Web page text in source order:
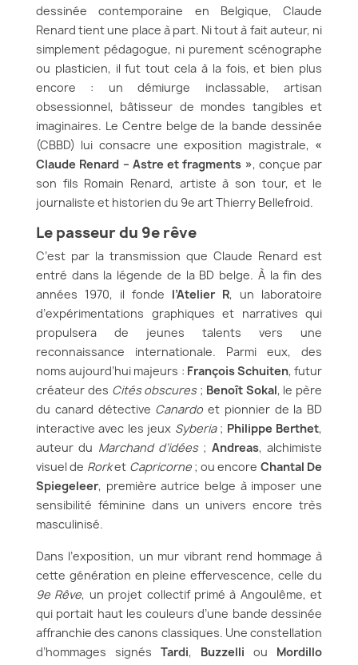
dessinée contemporaine en Belgique, Claude
Renard tient une place à part. Ni tout à fait auteur, ni
simplement pédagogue, ni purement scénographe
ou plasticien, il fut tout cela à la fois, et bien plus
encore : un démiurge inclassable, artisan
obsessionnel, bâtisseur de mondes tangibles et
imaginaires. Le Centre belge de la bande dessinée
(CBBD) lui consacre une exposition magistrale, «
Claude Renard – Astre et fragments », conçue par
son fils Romain Renard, artiste à son tour, et le
journaliste et historien du 9e art Thierry Bellefroid.
Le passeur du 9e rêve
C’est par la transmission que Claude Renard est
entré dans la légende de la BD belge. À la fin des
années 1970, il fonde l’Atelier R, un laboratoire
d’expérimentations graphiques et narratives qui
propulsera de jeunes talents vers une
reconnaissance internationale. Parmi eux, des
noms aujourd’hui majeurs : François Schuiten, futur
créateur des Cités obscures; Benoît Sokal, le père
du canard détective Canardoet pionnier de la BD
interactive avec les jeux Syberia; Philippe Berthet,
auteur du Marchand d’idées; Andreas, alchimiste
visuel de Rorket Capricorne; ou encore Chantal De
Spiegeleer, première autrice belge à imposer une
sensibilité féminine dans un univers encore très
masculinisé.
Dans l’exposition, un mur vibrant rend hommage à
cette génération en pleine effervescence, celle du
9e Rêve, un projet collectif primé à Angoulême, et
qui portait haut les couleurs d’une bande dessinée
affranchie des canons classiques. Une constellation
d’hommages signés Tardi, Buzzelli ou Mordillo